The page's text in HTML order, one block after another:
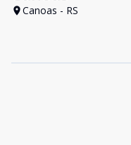
Canoas - RS